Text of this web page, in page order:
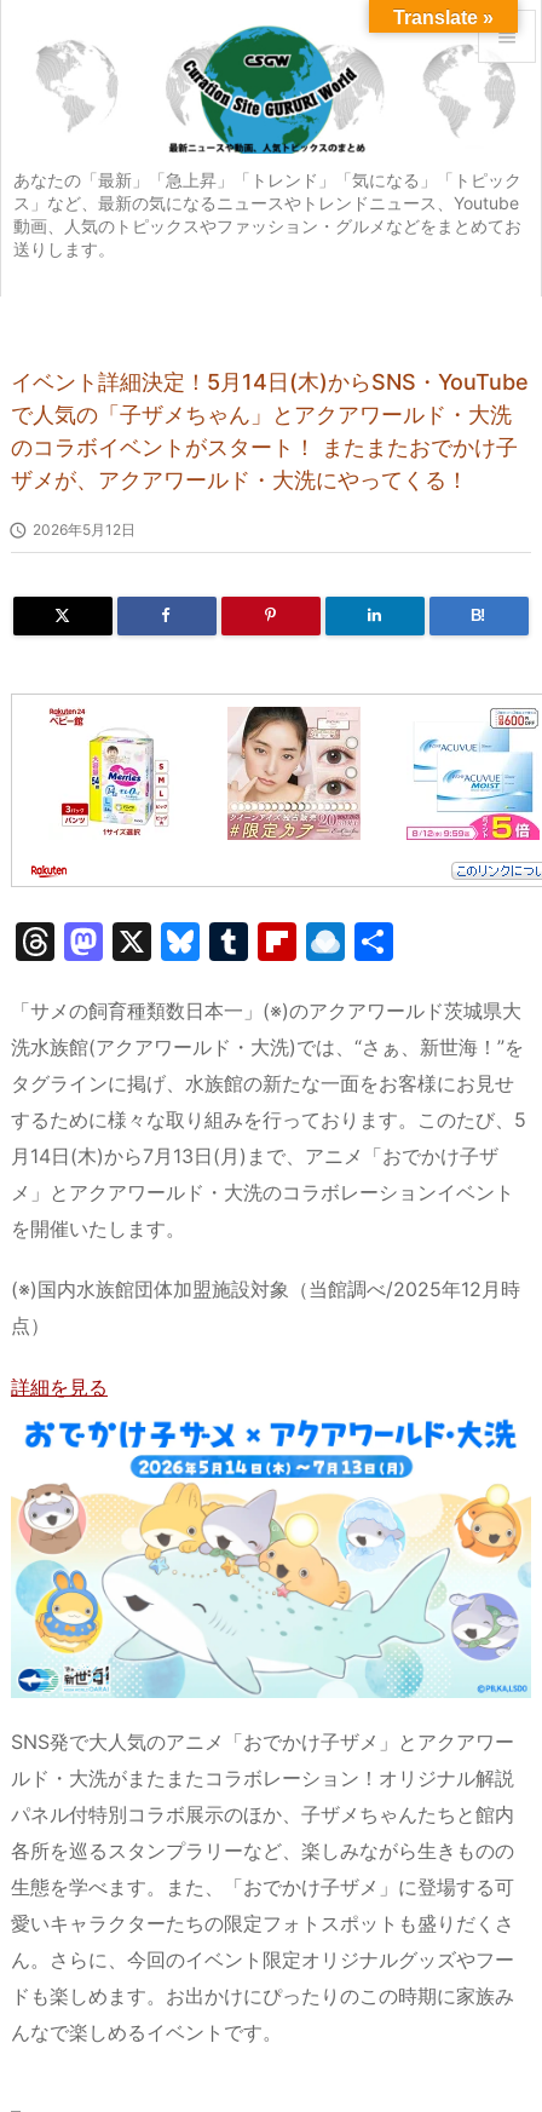
あなたの「最新」「急上昇」「トレンド」「気になる」「トピック
ス」など、最新の気になるニュースやトレンドニュース、Youtube
動画、人気のトピックスやファッション・グルメなどをまとめてお
送りします。


メニュ
サイド

前へ
イベント詳細決定！5月14日(木)からSNS・YouTube
で人気の「子ザメちゃん」とアクアワールド・大洗
のコラボイベントがスタート！ またまたおでかけ子
ザメが、アクアワールド・大洗にやってくる！
 2026年5月12日
B!
T
e
a
d
s
M
st
o
d
o
n
X
Bl
e
s
k
y
T
m
bl
r
Fl
b
o
ar
d
R
n
dr
o
p.
io
「サメの飼育種類数日本一」(※)のアクアワールド茨城県大
洗水族館(アクアワールド・大洗)では、“さぁ、新世海！”を
タグラインに掲げ、水族館の新たな一面をお客様にお見せ
するために様々な取り組みを行っております。このたび、5
月14日(木)から7月13日(月)まで、アニメ「おでかけ子ザ
メ」とアクアワールド・大洗のコラボレーションイベント
を開催いたします。
(※)国内水族館団体加盟施設対象（当館調べ/2025年12月時
点）
詳細を見る
SNS発で大人気のアニメ「おでかけ子ザメ」とアクアワー
ルド・大洗がまたまたコラボレーション！オリジナル解説
パネル付特別コラボ展示のほか、子ザメちゃんたちと館内
各所を巡るスタンプラリーなど、楽しみながら生きものの
生態を学べます。また、「おでかけ子ザメ」に登場する可
愛いキャラクターたちの限定フォトスポットも盛りだくさ
ん。さらに、今回のイベント限定オリジナルグッズやフー
ドも楽しめます。お出かけにぴったりのこの時期に家族み
んなで楽しめるイベントです。
Translate »